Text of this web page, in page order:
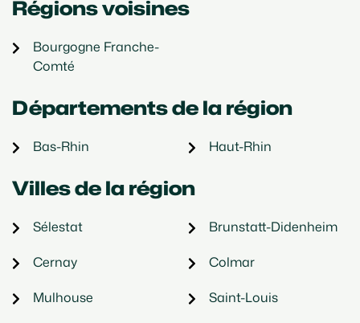
Régions voisines
Bourgogne Franche-
Comté
Départements de la région
Bas-Rhin Haut-Rhin
Villes de la région
Sélestat
Brunstatt-Didenheim
Cernay
Colmar
Mulhouse
Saint-Louis